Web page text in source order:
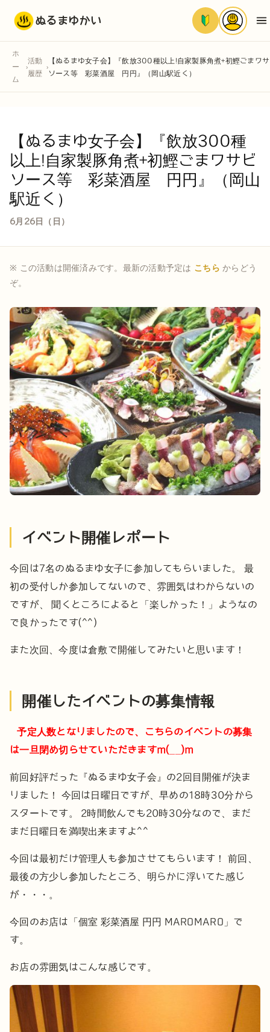
ぬるまゆかい
ホ
ー
ム
›
活動
履歴
›
【ぬるまゆ女子会】『飲放300種以上!自家製豚角煮+初鰹ごまワ
ソース等 彩菜酒屋 円円』（岡山駅近く）
【ぬるまゆ女子会】『飲放300種
以上!自家製豚角煮+初鰹ごまワサビ
ソース等 彩菜酒屋 円円』（岡山
駅近く）
6月26日（日）
※ この活動は開催済みです。最新の活動予定は こちら からどう
ぞ。
イベント開催レポート
今回は7名のぬるまゆ女子に参加してもらいました。
最
初の受付しか参加してないので、雰囲気はわからないの
ですが、
聞くところによると「楽しかった！」ようなの
で良かったです(^^)
また次回、今度は倉敷で開催してみたいと思います！
開催したイベントの募集情報
予定人数となりましたので、こちらのイベントの募集
は一旦閉め切らせていただきますm(__)m
前回好評だった『ぬるまゆ女子会』の2回目開催が決ま
りました！
今回は日曜日ですが、早めの18時30分から
スタートです。
2時間飲んでも20時30分なので、まだ
まだ日曜日を満喫出来ますよ^^
今回は最初だけ管理人も参加させてもらいます！
前回、
最後の方少し参加したところ、明らかに浮いてた感じ
が・・・。
今回のお店は「個室 彩菜酒屋 円円 MAROMARO」で
す。
お店の雰囲気はこんな感じです。